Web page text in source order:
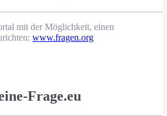
mit der Möglichkeit, einen
www.fragen.org
Frage.eu